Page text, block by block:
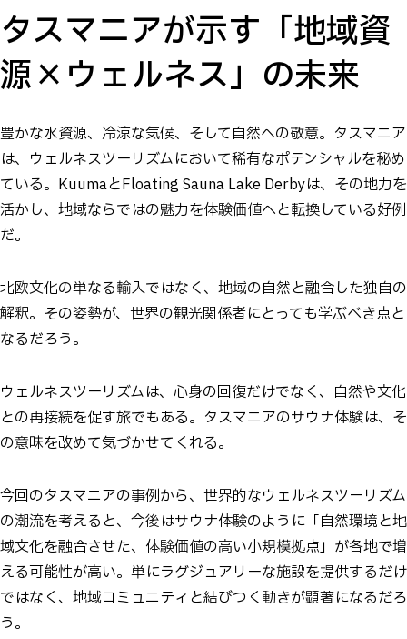
タスマニアが示す「地域資
源×ウェルネス」の未来
豊かな水資源、冷涼な気候、そして自然への敬意。タスマニア
は、ウェルネスツーリズムにおいて稀有なポテンシャルを秘め
ている。KuumaとFloating Sauna Lake Derbyは、その地力を
活かし、地域ならではの魅力を体験価値へと転換している好例
だ。
北欧文化の単なる輸入ではなく、地域の自然と融合した独自の
解釈。その姿勢が、世界の観光関係者にとっても学ぶべき点と
なるだろう。
ウェルネスツーリズムは、心身の回復だけでなく、自然や文化
との再接続を促す旅でもある。タスマニアのサウナ体験は、そ
の意味を改めて気づかせてくれる。
今回のタスマニアの事例から、世界的なウェルネスツーリズム
の潮流を考えると、今後はサウナ体験のように「自然環境と地
域文化を融合させた、体験価値の高い小規模拠点」が各地で増
える可能性が高い。単にラグジュアリーな施設を提供するだけ
ではなく、地域コミュニティと結びつく動きが顕著になるだろ
う。